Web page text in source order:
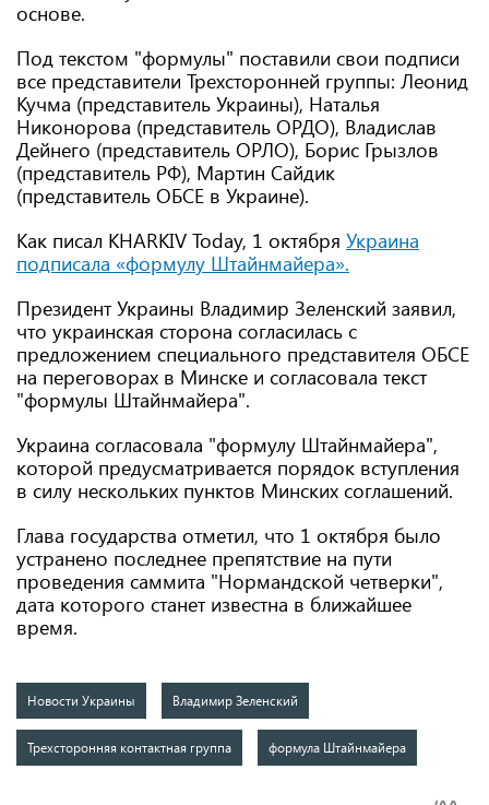
основе.
Под текстом "формулы" поставили свои подписи
все представители Трехсторонней группы: Леонид
Кучма (представитель Украины), Наталья
Никонорова (представитель ОРДО), Владислав
Дейнего (представитель ОРЛО), Борис Грызлов
(представитель РФ), Мартин Сайдик
(представитель ОБСЕ в Украине).
Как писал KHARKIV Today, 1 октября Украина
подписала «формулу Штайнмайера».
Президент Украины Владимир Зеленский заявил,
что украинская сторона согласилась с
предложением специального представителя ОБСЕ
на переговорах в Минске и согласовала текст
"формулы Штайнмайера".
Украина согласовала "формулу Штайнмайера",
которой предусматривается порядок вступления
в силу нескольких пунктов Минских соглашений.
Глава государства отметил, что 1 октября было
устранено последнее препятствие на пути
проведения саммита "Нормандской четверки",
дата которого станет известна в ближайшее
время.
Новости Украины Владимир Зеленский
Трехсторонняя контактная группа формула Штайнмайера